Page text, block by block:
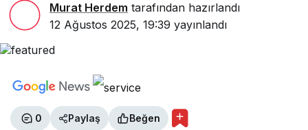
Murat Herdem tarafından hazırlandı
12 Ağustos 2025, 19:39 yayınlandı
0 Paylaş Beğen